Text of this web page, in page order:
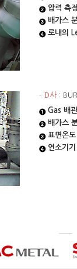
압력 측
배가스
로내의
- D사 :
Gas 배
배가스
표면온
연소기